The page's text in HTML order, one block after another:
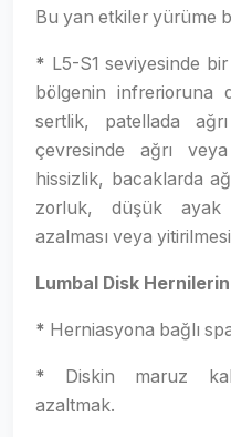
Bu yan etkiler yürüme
* L5-S1 seviyesinde
bölgenin infrerioruna
sertlik, patellada
çevresinde ağrı
hissizlik, bacaklarda
zorluk, düşük
azalması veya
Lumbal Disk
* Herniasyona bağlı
* Diskin maruz
azaltmak.